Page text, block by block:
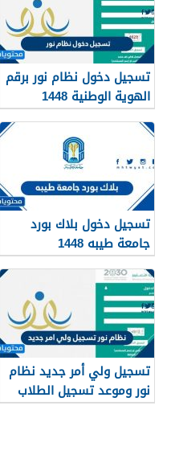
تسجيل دخول نظام نور برقم
الهوية الوطنية 1448
تسجيل دخول بلاك بورد
جامعة طيبه 1448
تسجيل ولي أمر جديد نظام
نور وموعد تسجيل الطلاب
في نظام نور 1448